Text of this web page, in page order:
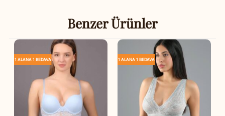
Benzer Ürünler
1 ALANA 1 BEDAVA 1 ALANA 1 BEDAVA